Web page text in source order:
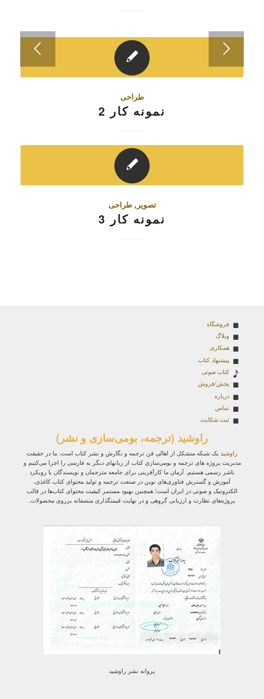
طراحی
نمونه کار 2
تصویر ,طراحی
نمونه کار 3
فروشگاه
وبلاگ
همکاری
پیشنهاد کتاب
کتاب صوتی
پخش/فروش
درباره
تماس
ثبت شکایت
راوشید (ترجمه، بومی‌سازی و نشر)
راوشید یک شبکه متشکل از اهالی فن ترجمه و نگارش و نشر کتاب است. ما در حقیقت
مدیریت پروژه‌ های ترجمه و بومی‌سازی کتاب از زبانهای دیگر به فارسی را اجرا می‌کنیم و
ناشر رسمی هستیم. آرمان ما کارآفرینی برای جامعه مترجمان و نویسندگان با رویکرد
آموزش و گسترش فناوری‌های نوین در صنعت ترجمه و تولید محتوای کتاب کاغذی،
الکترونیک و صوتی در ایران است؛ همچنین بهبود مستمر کیفیت محتوای کتاب‌ها در قالب
پروژه‌های نظارت و ارزیابی گروهی و در نهایت قیمتگذاری منصفانه برروی محصولات.
پروانه نشر راوشید